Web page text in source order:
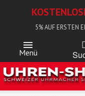
5% AUF ERSTEN
Menü